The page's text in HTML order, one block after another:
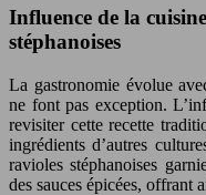
Influence de la
stéphanoises
La gastronomie évolue
ne font pas exception.
revisiter cette recette
ingrédients d’autres
ravioles stéphanoises
des sauces épicées, offrant